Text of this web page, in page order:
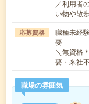
／利用者
い物や散
応募資格
職種未経
要
＼無資格
要・来社
職場の雰囲気